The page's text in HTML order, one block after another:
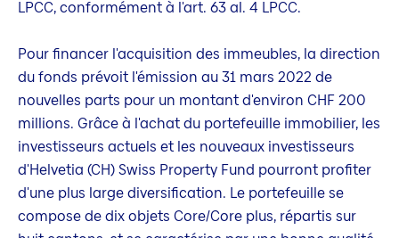
LPCC, conformément à l'art. 63 al. 4 LPCC.
Pour financer l'acquisition des immeubles, la direction
du fonds prévoit l'émission au 31 mars 2022 de
nouvelles parts pour un montant d'environ CHF 200
millions. Grâce à l'achat du portefeuille immobilier, les
investisseurs actuels et les nouveaux investisseurs
d'Helvetia (CH) Swiss Property Fund pourront profiter
d'une plus large diversification. Le portefeuille se
compose de dix objets Core/Core plus, répartis sur